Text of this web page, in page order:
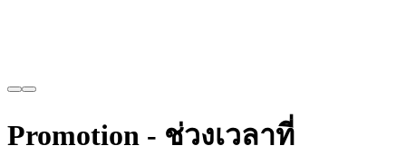
Promotion - ช่วงเวลาที่